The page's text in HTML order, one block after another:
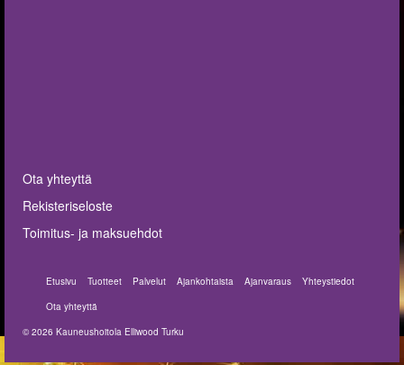
Ota yhteyttä
Rekisteriseloste
Toimitus- ja maksuehdot
Etusivu Tuotteet Palvelut Ajankohtaista Ajanvaraus
Yhteystiedot
Ota yhteyttä
© 2026 Kauneushoitola Elliwood Turku